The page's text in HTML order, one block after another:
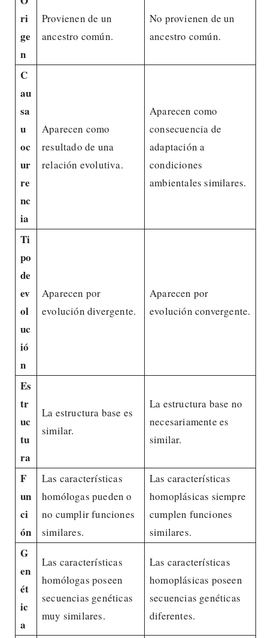
ri
ge
n
Provienen de un
ancestro común.
No provienen de un
ancestro común.
C
au
sa
u
oc
ur
re
nc
ia
Aparecen como
resultado de una
relación evolutiva.
Aparecen como
consecuencia de
adaptación a
condiciones
ambientales similares.
Ti
po
de
ev
ol
uc
ió
n
Aparecen por
evolución divergente.
Aparecen por
evolución convergente.
Es
tr
uc
tu
ra
La estructura base es
similar.
La estructura base no
necesariamente es
similar.
F
un
ci
ón
Las características
homólogas pueden o
no cumplir funciones
similares.
Las características
homoplásicas siempre
cumplen funciones
similares.
G
en
ét
ic
a
Las características
homólogas poseen
secuencias genéticas
muy similares.
Las características
homoplásicas poseen
secuencias genéticas
diferentes.